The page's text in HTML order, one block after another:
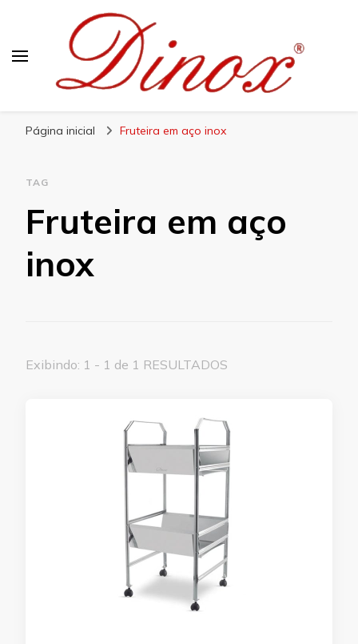
Página inicial Fruteira em aço inox
TAG
Fruteira em aço
inox
Exibindo: 1 - 1 de 1 RESULTADOS